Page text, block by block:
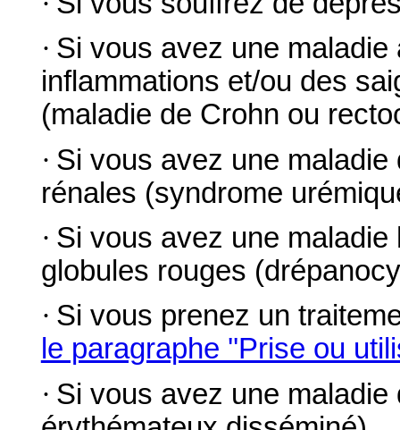
· Si vous avez une
inflammations et/ou des
(maladie de Crohn ou
· Si vous avez une
rénales (syndrome
· Si vous avez une
globules rouges
· Si vous prenez un
le paragraphe ''Prise ou
· Si vous avez une